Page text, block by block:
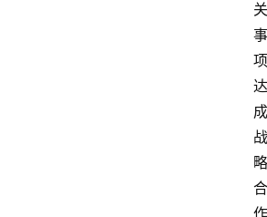
关
事
项
达
成
战
略
合
作